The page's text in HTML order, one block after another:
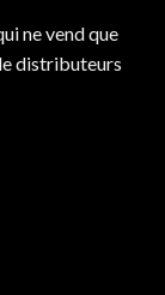
ne vend que
distributeurs